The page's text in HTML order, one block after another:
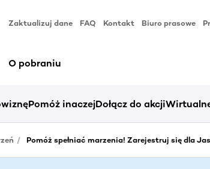
Zaktualizuj dane FAQ Kontakt Biuro prasowe
O pobraniu
Pomóż inaczejDołącz do akcji
Pomóż spełniać marzenia! Zarejestruj się dla